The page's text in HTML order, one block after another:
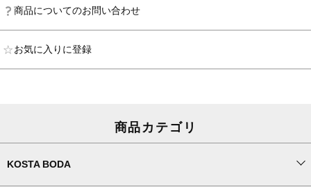
商品についてのお問い合わせ
お気に入りに登録
商品カテゴリ
KOSTA BODA